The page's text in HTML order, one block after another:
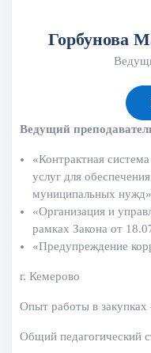
Горбунова
Ведущий
«Контрактная
услуг для
муниципальных
«Организация и
рамках Закона от
«Предупреждение
г. Кемерово
Опыт работы в закупках
Общий педагогический